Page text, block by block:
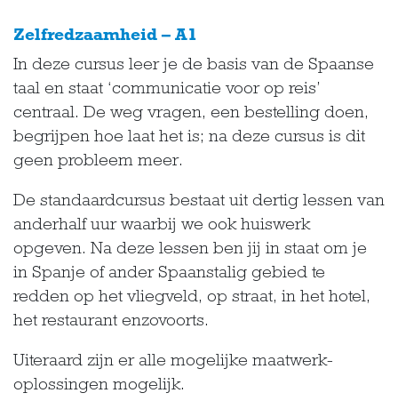
Zelfredzaamheid – A1
In deze cursus leer je de basis van de Spaanse
taal en staat ‘communicatie voor op reis’
centraal. De weg vragen, een bestelling doen,
begrijpen hoe laat het is; na deze cursus is dit
geen probleem meer.
De standaardcursus bestaat uit dertig lessen van
anderhalf uur waarbij we ook huiswerk
opgeven. Na deze lessen ben jij in staat om je
in Spanje of ander Spaanstalig gebied te
redden op het vliegveld, op straat, in het hotel,
het restaurant enzovoorts.
Uiteraard zijn er alle mogelijke maatwerk-
oplossingen mogelijk.